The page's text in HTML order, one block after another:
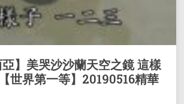
】美哭沙沙蘭天空之鏡 這樣
世界第一等】20190516精華